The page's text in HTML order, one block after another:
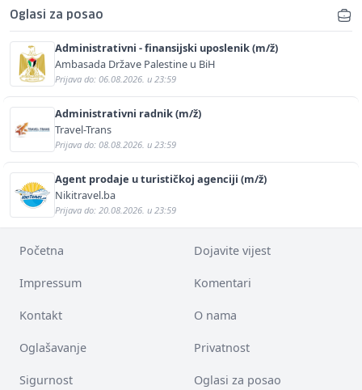
Oglasi za posao
Administrativni - finansijski uposlenik (m/ž)
Ambasada Države Palestine u BiH
Prijava do: 06.08.2026. u 23:59
Administrativni radnik (m/ž)
Travel-Trans
Prijava do: 08.08.2026. u 23:59
Agent prodaje u turističkoj agenciji (m/ž)
Nikitravel.ba
Prijava do: 20.08.2026. u 23:59
Početna Dojavite vijest
Impressum Komentari
Kontakt O nama
Oglašavanje Privatnost
Sigurnost Oglasi za posao